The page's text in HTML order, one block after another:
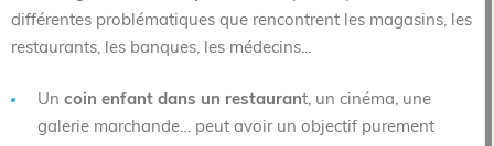
différentes problématiques que rencontrent les magasins, les
restaurants, les banques, les médecins...
Un coin enfant dans un restaurant, un cinéma, une
galerie marchande… peut avoir un objectif purement